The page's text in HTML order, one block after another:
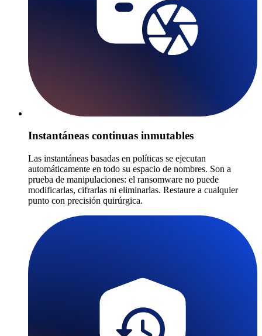
Instantáneas continuas inmutables
Las instantáneas basadas en políticas se ejecutan
automáticamente en todo su espacio de nombres. Son a
prueba de manipulaciones: el ransomware no puede
modificarlas, cifrarlas ni eliminarlas. Restaure a cualquier
punto con precisión quirúrgica.